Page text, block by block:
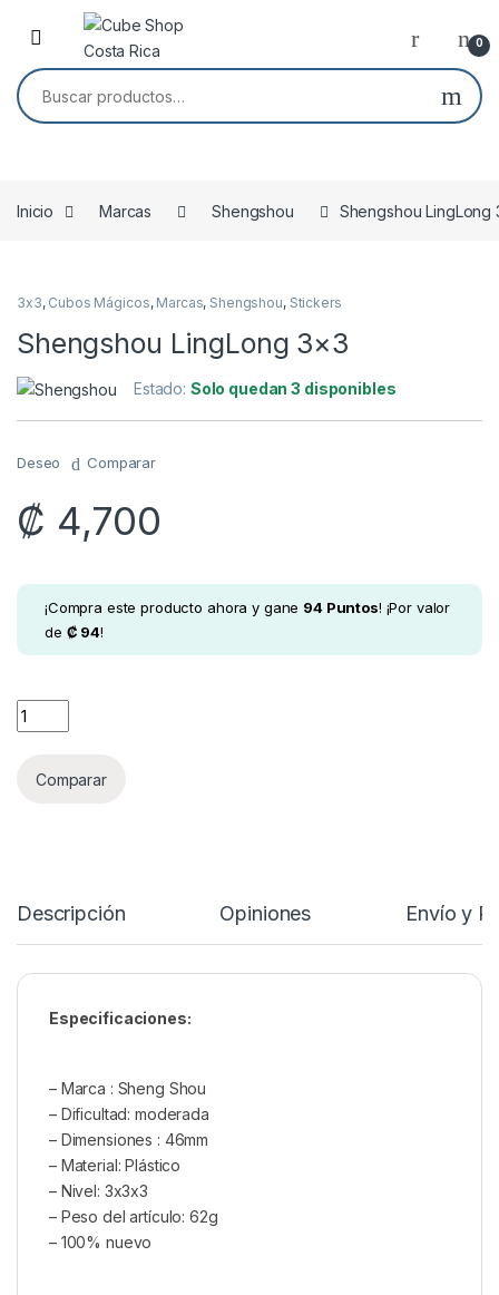
Skip to navigation
Skip to content
0
Buscar por:
Inicio Marcas Shengshou Shengshou LingLong
3x3, Cubos Mágicos, Marcas, Shengshou, Stickers
Shengshou LingLong 3×3
Estado: Solo quedan 3 disponibles
Deseo Comparar
₡ 4,700
¡Compra este producto ahora y gane 94Puntos! ¡Por valor
de ₡ 94!
Shengshou LingLong 3x3 quantity
Comparar
Descripción Opiniones Envío y
Especificaciones:
– Marca : Sheng Shou
– Dificultad: moderada
– Dimensiones : 46mm
– Material: Plástico
– Nivel: 3x3x3
– Peso del artículo: 62g
– 100% nuevo